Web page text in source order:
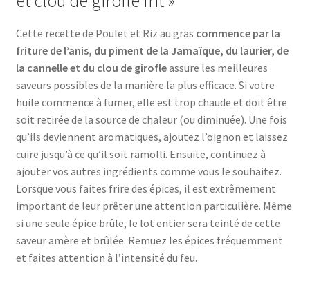
Cette recette de Poulet et Riz au gras commence par la
friture de l’anis, du piment de la Jamaïque, du laurier, de
la cannelle et du clou de girofleassure les meilleures
saveurs possibles de la manière la plus efficace. Si votre
huile commence à fumer, elle est trop chaude et doit être
soit retirée de la source de chaleur (ou diminuée). Une fois
qu’ils deviennent aromatiques, ajoutez l’oignon et laissez
cuire jusqu’à ce qu’il soit ramolli. Ensuite, continuez à
ajouter vos autres ingrédients comme vous le souhaitez.
Lorsque vous faites frire des épices, il est extrêmement
important de leur prêter une attention particulière. Même
si une seule épice brûle, le lot entier sera teinté de cette
saveur amère et brûlée. Remuez les épices fréquemment
et faites attention à l’intensité du feu.